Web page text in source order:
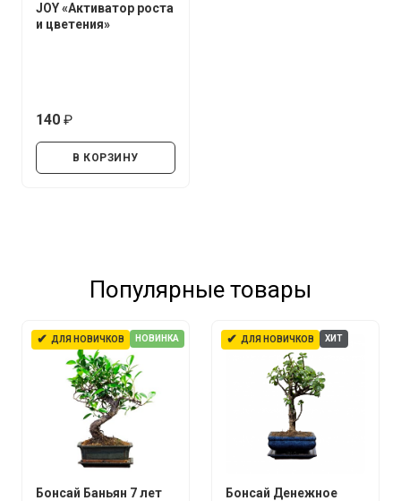
JOY «Активатор роста
и цветения»
140
В КОРЗИНУ
Популярные товары
✔ ДЛЯ НОВИЧКОВ НОВИНКА
Бонсай Баньян 7 лет
✔ ДЛЯ НОВИЧКОВ ХИТ
Бонсай Денежное